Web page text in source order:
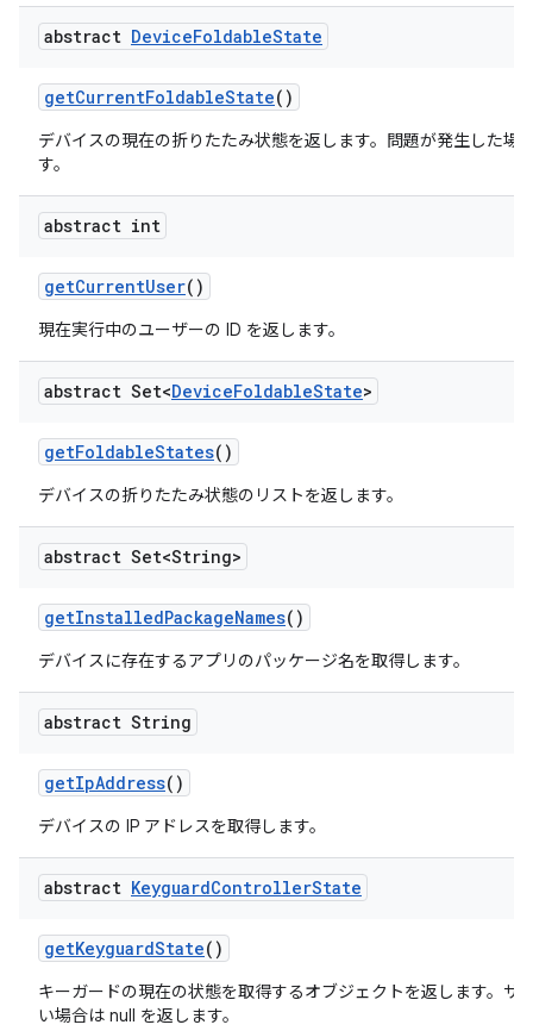
abstract DeviceFoldableState
getCurrentFoldableState()
デバイスの現在の折りたたみ状態を返します。問題が発生した場
す。
abstract int
getCurrentUser()
現在実行中のユーザーの ID を返します。
abstract Set<DeviceFoldableState>
getFoldableStates()
デバイスの折りたたみ状態のリストを返します。
abstract Set<String>
getInstalledPackageNames()
デバイスに存在するアプリのパッケージ名を取得します。
abstract String
getIpAddress()
デバイスの IP アドレスを取得します。
abstract KeyguardControllerState
getKeyguardState()
キーガードの現在の状態を取得するオブジェクトを返します。サ
い場合は null を返します。